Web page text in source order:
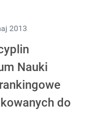
2013
Nauki
do